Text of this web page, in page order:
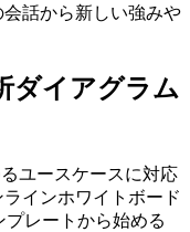
話から新しい強みや
ダイアグラム
ユースケースに対応
インホワイトボード
プレートから始める